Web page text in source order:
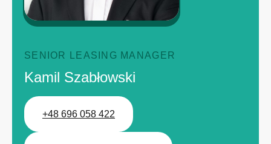
SENIOR LEASING MANAGER
Kamil Szabłowski
+48 696 058 422